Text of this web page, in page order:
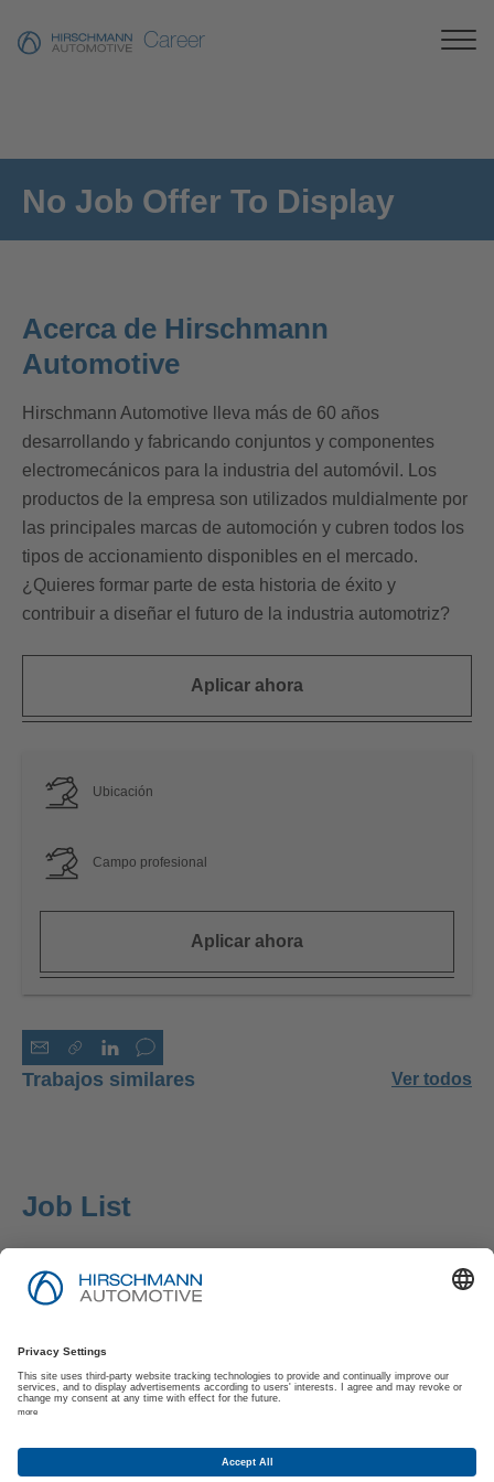
Career
No Job Offer To Display
Acerca de Hirschmann
Automotive
Hirschmann Automotive lleva más de 60 años
desarrollando y fabricando conjuntos y componentes
electromecánicos para la industria del automóvil. Los
productos de la empresa son utilizados muldialmente por
las principales marcas de automoción y cubren todos los
tipos de accionamiento disponibles en el mercado.
¿Quieres formar parte de esta historia de éxito y
contribuir a diseñar el futuro de la industria automotriz?
Aplicar ahora
Ubicación
Campo profesional
Aplicar ahora
Trabajos similares Ver todos
Job List
Pie de Imprenta
Política de Privacidad
Política de Privacidad de los Solicitantes